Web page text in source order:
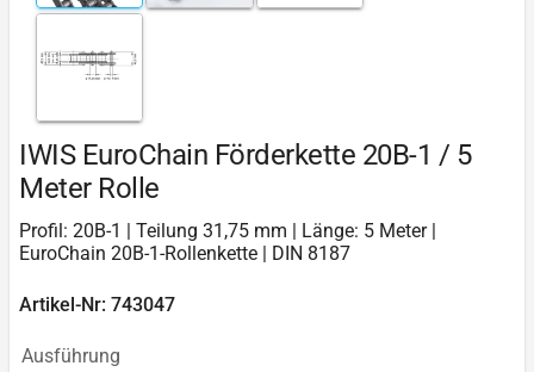
IWIS EuroChain Förderkette 20B-1 / 5
Meter Rolle
Profil: 20B-1 | Teilung 31,75 mm | Länge: 5 Meter |
EuroChain 20B-1-Rollenkette | DIN 8187
Artikel-Nr: 743047
Ausführung